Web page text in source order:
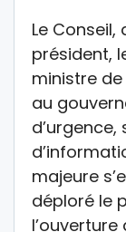
Le
président,
ministre
au
majeure
déploré le
l’ouverture